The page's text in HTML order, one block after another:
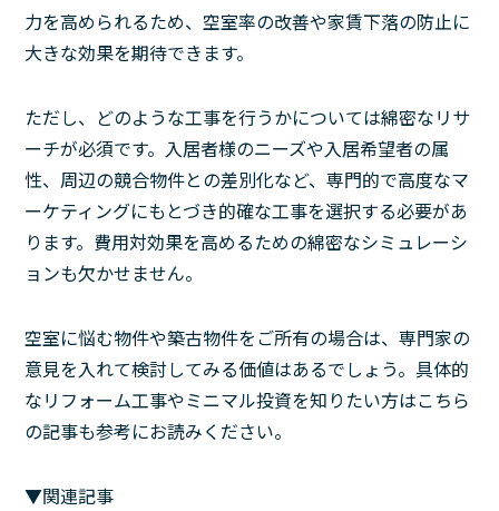
力を高められるため、空室率の改善や家賃下落の防止に
大きな効果を期待できます。
ただし、どのような工事を行うかについては綿密なリサ
ーチが必須です。入居者様のニーズや入居希望者の属
性、周辺の競合物件との差別化など、専門的で高度なマ
ーケティングにもとづき的確な工事を選択する必要があ
ります。費用対効果を高めるための綿密なシミュレーシ
ョンも欠かせません。
空室に悩む物件や築古物件をご所有の場合は、専門家の
意見を入れて検討してみる価値はあるでしょう。具体的
なリフォーム工事やミニマル投資を知りたい方はこちら
の記事も参考にお読みください。
▼関連記事